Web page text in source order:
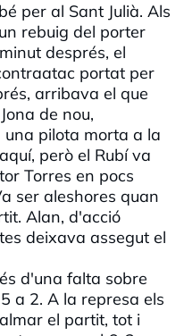
per al Sant Julià. Als
rebuig del porter
després, el
portat per
arribava el que
de nou,
pilota morta a la
però el Rubí va
Torres en pocs
ser aleshores quan
Alan, d'acció
deixava assegut el
d'una falta sobre
a 2. A la represa els
el partit, tot i